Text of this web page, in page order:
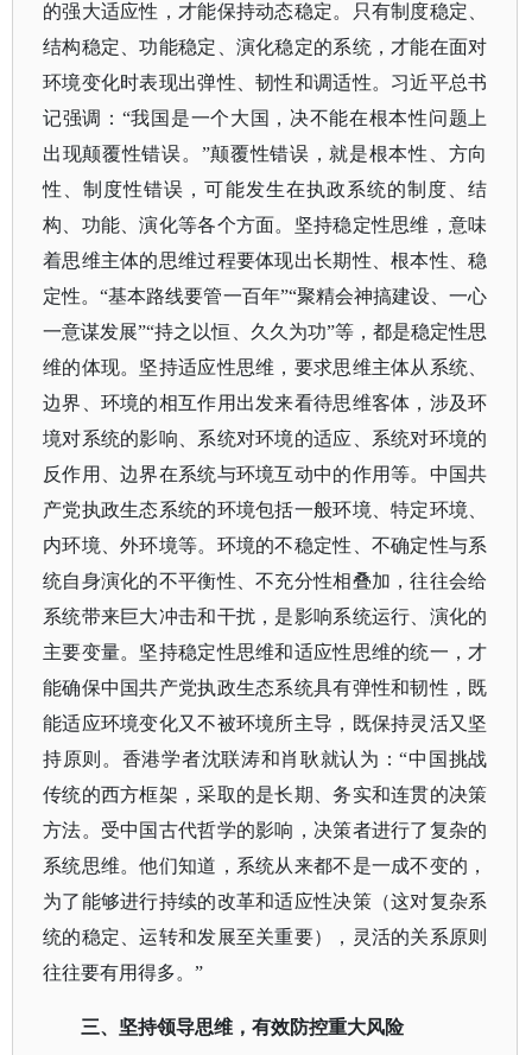
的强大适应性，才能保持动态稳定。只有制度稳定、
结构稳定、功能稳定、演化稳定的系统，才能在面对
环境变化时表现出弹性、韧性和调适性。习近平总书
记强调： “我国是一个大国，决不能在根本性问题上
出现颠覆性错误。”颠覆性错误，就是根本性、方向
性、制度性错误，可能发生在执政系统的制度、结
构、功能、演化等各个方面。坚持稳定性思维，意味
着思维主体的思维过程要体现出长期性、根本性、稳
定性。“基本路线要管一百年”“聚精会神搞建设、一心
一意谋发展”“持之以恒、久久为功”等，都是稳定性思
维的体现。坚持适应性思维，要求思维主体从系统、
边界、环境的相互作用出发来看待思维客体，涉及环
境对系统的影响、系统对环境的适应、系统对环境的
反作用、边界在系统与环境互动中的作用等。中国共
产党执政生态系统的环境包括一般环境、特定环境、
内环境、外环境等。环境的不稳定性、不确定性与系
统自身演化的不平衡性、不充分性相叠加，往往会给
系统带来巨大冲击和干扰，是影响系统运行、演化的
主要变量。坚持稳定性思维和适应性思维的统一，才
能确保中国共产党执政生态系统具有弹性和韧性，既
能适应环境变化又不被环境所主导，既保持灵活又坚
持原则。香港学者沈联涛和肖耿就认为：“中国挑战
传统的西方框架，采取的是长期、务实和连贯的决策
方法。受中国古代哲学的影响，决策者进行了复杂的
系统思维。他们知道，系统从来都不是一成不变的，
为了能够进行持续的改革和适应性决策（这对复杂系
统的稳定、运转和发展至关重要），灵活的关系原则
往往要有用得多。”
三、坚持领导思维，有效防控重大风险